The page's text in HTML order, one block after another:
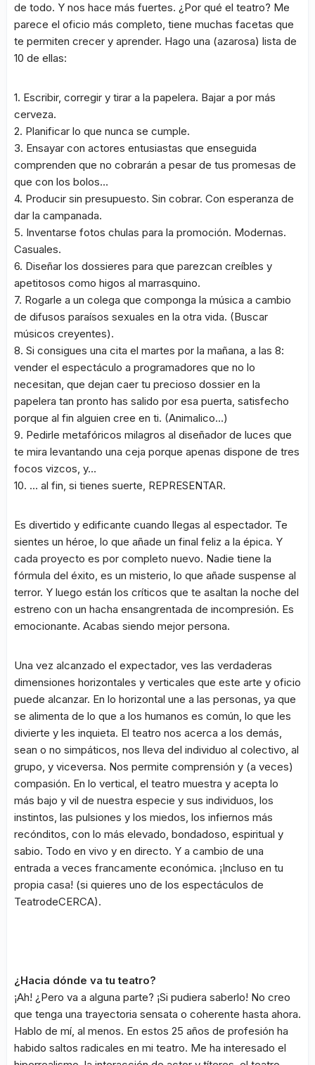
de todo. Y nos hace más fuertes. ¿Por qué el teatro? Me
parece el oficio más completo, tiene muchas facetas que
te permiten crecer y aprender. Hago una (azarosa) lista de
10 de ellas:
1. Escribir, corregir y tirar a la papelera. Bajar a por más
cerveza.
2. Planificar lo que nunca se cumple.
3. Ensayar con actores entusiastas que enseguida
comprenden que no cobrarán a pesar de tus promesas de
que con los bolos…
4. Producir sin presupuesto. Sin cobrar. Con esperanza de
dar la campanada.
5. Inventarse fotos chulas para la promoción. Modernas.
Casuales.
6. Diseñar los dossieres para que parezcan creíbles y
apetitosos como higos al marrasquino.
7. Rogarle a un colega que componga la música a cambio
de difusos paraísos sexuales en la otra vida. (Buscar
músicos creyentes).
8. Si consigues una cita el martes por la mañana, a las 8:
vender el espectáculo a programadores que no lo
necesitan, que dejan caer tu precioso dossier en la
papelera tan pronto has salido por esa puerta, satisfecho
porque al fin alguien cree en ti. (Animalico…)
9. Pedirle metafóricos milagros al diseñador de luces que
te mira levantando una ceja porque apenas dispone de tres
focos vizcos, y…
10. … al fin, si tienes suerte, REPRESENTAR.
Es divertido y edificante cuando llegas al espectador. Te
sientes un héroe, lo que añade un final feliz a la épica. Y
cada proyecto es por completo nuevo. Nadie tiene la
fórmula del éxito, es un misterio, lo que añade suspense al
terror. Y luego están los críticos que te asaltan la noche del
estreno con un hacha ensangrentada de incompresión. Es
emocionante. Acabas siendo mejor persona.
Una vez alcanzado el expectador, ves las verdaderas
dimensiones horizontales y verticales que este arte y oficio
puede alcanzar. En lo horizontal une a las personas, ya que
se alimenta de lo que a los humanos es común, lo que les
divierte y les inquieta. El teatro nos acerca a los demás,
sean o no simpáticos, nos lleva del individuo al colectivo, al
grupo, y viceversa. Nos permite comprensión y (a veces)
compasión. En lo vertical, el teatro muestra y acepta lo
más bajo y vil de nuestra especie y sus individuos, los
instintos, las pulsiones y los miedos, los infiernos más
recónditos, con lo más elevado, bondadoso, espiritual y
sabio. Todo en vivo y en directo. Y a cambio de una
entrada a veces francamente económica. ¡Incluso en tu
propia casa! (si quieres uno de los espectáculos de
TeatrodeCERCA).
¿Hacia dónde va tu teatro?
¡Ah! ¿Pero va a alguna parte? ¡Si pudiera saberlo! No creo
que tenga una trayectoria sensata o coherente hasta ahora.
Hablo de mí, al menos. En estos 25 años de profesión ha
habido saltos radicales en mi teatro. Me ha interesado el